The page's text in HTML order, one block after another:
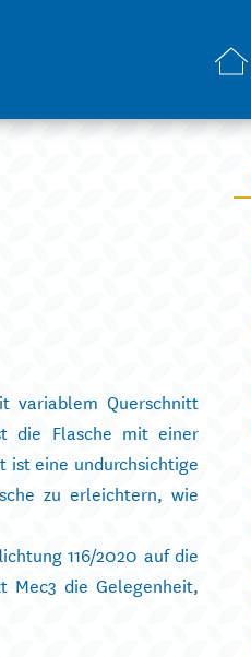
variablem Querschnitt
die Flasche mit einer
ist eine undurchsichtige
zu erleichtern, wie
116/2020 auf die
Mec3 die Gelegenheit,